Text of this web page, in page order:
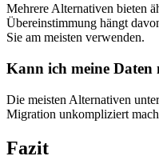
Mehrere Alternativen bieten
Übereinstimmung hängt
Sie am meisten verwenden.
Kann ich meine Daten
Die meisten Alternativen
Migration unkompliziert
Fazit